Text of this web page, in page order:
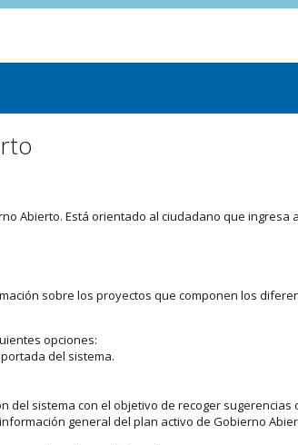
Abierto. Está orientado al ciudadano que
sobre los proyectos que componen los
opciones:
del sistema.
sistema con el objetivo de recoger sugerencias
general del plan activo de Gobierno